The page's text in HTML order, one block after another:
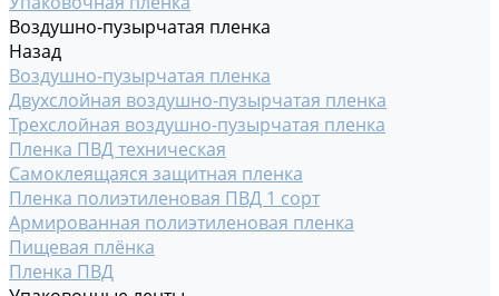
Воздушно-пузырчатая пленка
Назад
Воздушно-пузырчатая пленка
Двухслойная воздушно-пузырчатая пленка
Трехслойная воздушно-пузырчатая пленка
Пленка ПВД техническая
Самоклеящаяся защитная пленка
Пленка полиэтиленовая ПВД 1 сорт
Армированная полиэтиленовая пленка
Пищевая плёнка
Пленка ПВД